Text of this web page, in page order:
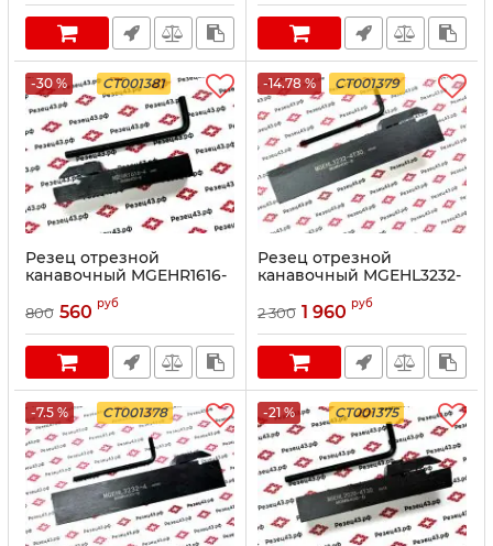
-30 % CT001381
Резец отрезной
канавочный MGEHR1616-
800 560 руб
-14.78 % CT001379
Резец отрезной
канавочный MGEHL3232-
2 300 1 960 руб
-7.5 % CT001378 -21 % CT001375